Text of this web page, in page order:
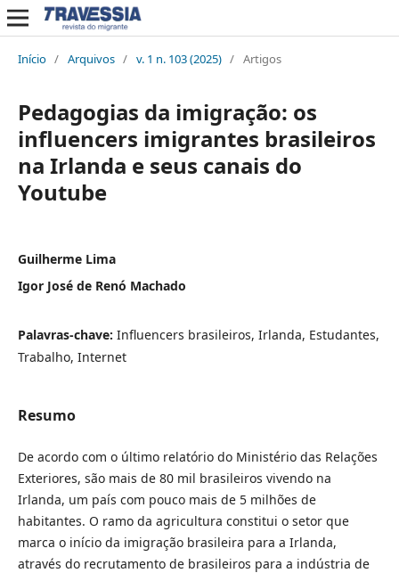
Início / Arquivos / v. 1 n. 103 (2025) / Artigos
Pedagogias da imigração: os
influencers imigrantes brasileiros
na Irlanda e seus canais do
Youtube
Guilherme Lima
Igor José de Renó Machado
Palavras-chave: Influencers brasileiros, Irlanda, Estudantes,
Trabalho, Internet
Resumo
De acordo com o último relatório do Ministério das Relações
Exteriores, são mais de 80 mil brasileiros vivendo na
Irlanda, um país com pouco mais de 5 milhões de
habitantes. O ramo da agricultura constitui o setor que
marca o início da imigração brasileira para a Irlanda,
através do recrutamento de brasileiros para a indústria de